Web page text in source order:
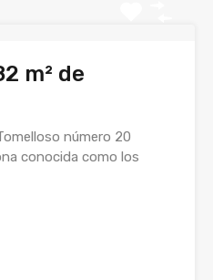
m² de
número 20
conocida como los